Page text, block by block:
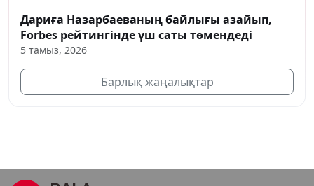
Дариға Назарбаеваның байлығы азайып,
Forbes рейтингінде үш саты төмендеді
5 тамыз, 2026
Барлық жаңалықтар